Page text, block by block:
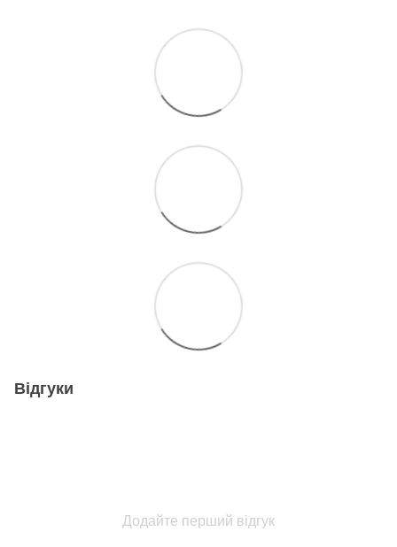
Відгуки
Додайте перший відгук